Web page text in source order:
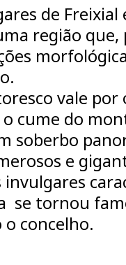
de Freixial
região que,
vale por
cume do
soberbo
e
invulgares
se tornou
concelho.